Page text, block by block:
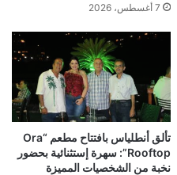
7 أغسطس، 2026
تألق أنطلياس بافتتاح مطعم “Ora
Rooftop”: سهرة إستثنائية بحضور
نخبة من الشخصيات المميزة